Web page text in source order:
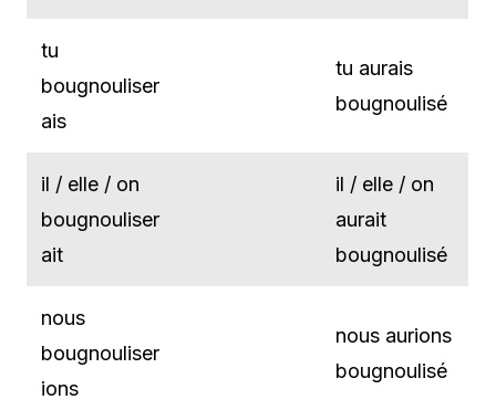
tu
bougnouliser
ais
tu aurais
bougnoulisé
il / elle / on
bougnouliser
ait
il / elle / on
aurait
bougnoulisé
nous
bougnouliser
ions
nous aurions
bougnoulisé